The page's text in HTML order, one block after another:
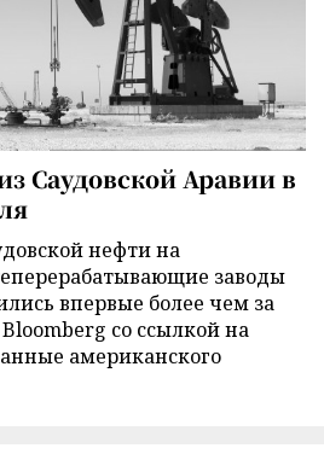
Саудовской Аравии в
нефти на
заводы
впервые более чем за
со ссылкой на
американского